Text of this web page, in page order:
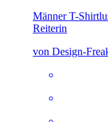
Männer T-Shirt
Reiterin
von Design-